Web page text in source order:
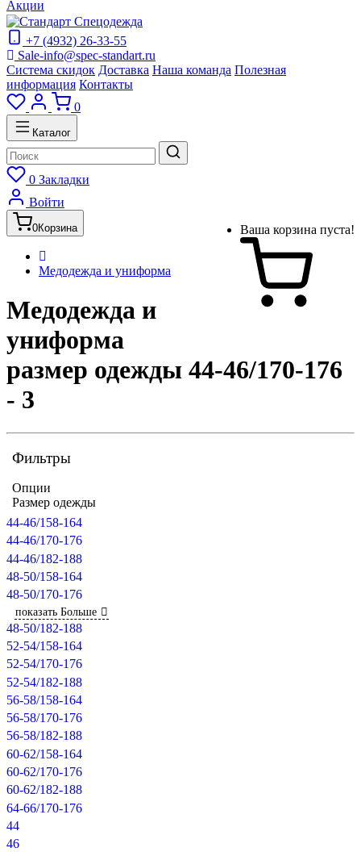
Акции
+7 (4932) 26-33-55
Sale-info@spec-standart.ru
Система скидок Доставка Наша команда Полезная
информация Контакты
0
Каталог
0 Закладки
Войти
0Корзина Ваша корзина пуста!
Медодежда и униформа
Медодежда и
униформа
размер одежды 44-46/170-176
- 3
Фильтры
Опции
Размер одежды
44-46/158-164
44-46/170-176
44-46/182-188
48-50/158-164
48-50/170-176
показать Больше
48-50/182-188
52-54/158-164
52-54/170-176
52-54/182-188
56-58/158-164
56-58/170-176
56-58/182-188
60-62/158-164
60-62/170-176
60-62/182-188
64-66/170-176
44
46